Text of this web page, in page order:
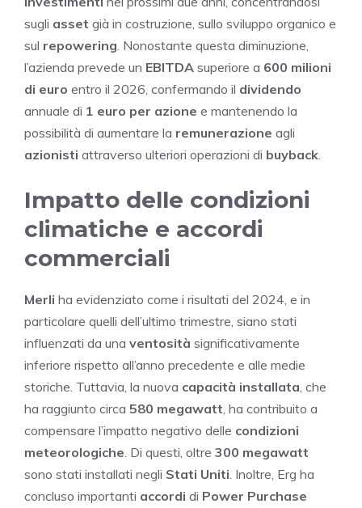
sugli asset già in costruzione, sullo sviluppo organico e
sul repowering . Nonostante questa diminuzione,
l’azienda prevede un EBITDA superiore a 600 milioni
di euro entro il 2026, confermando il dividendo
annuale di 1 euro per azione e mantenendo la
possibilità di aumentare la remunerazione agli
azionisti attraverso ulteriori operazioni di buyback
Impatto delle condizioni
climatiche e accordi
commerciali
Merli ha evidenziato come i risultati del 2024, e in
particolare quelli dell’ultimo trimestre, siano stati
influenzati da una ventosità significativamente
inferiore rispetto all’anno precedente e alle medie
storiche. Tuttavia, la nuova capacità installata , che
ha raggiunto circa 580 megawatt , ha contribuito a
compensare l’impatto negativo delle condizioni
meteorologiche . Di questi, oltre 300 megawatt
sono stati installati negli Stati Uniti . Inoltre, Erg ha
concluso importanti accordi di Power Purchase